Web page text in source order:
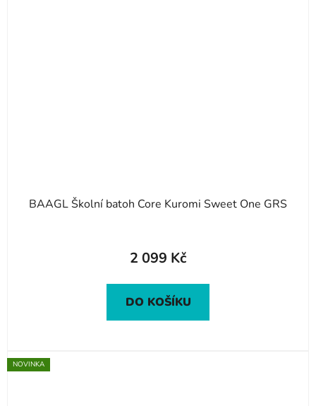
BAAGL Školní batoh Core Kuromi Sweet One GRS
2 099 Kč
DO KOŠÍKU
NOVINKA